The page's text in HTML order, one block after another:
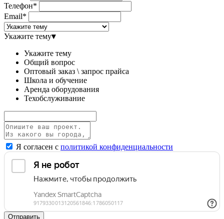
Телефон*
Email*
Укажите тему▾
Укажите тему
Общий вопрос
Оптовый заказ \ запрос прайса
Школа и обучение
Аренда оборудования
Техобслуживание
Я согласен с политикой конфиденциальности